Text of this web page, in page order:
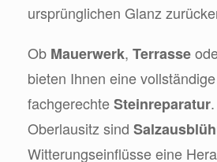
ursprünglichen Glanz
Ob Mauerwerk, Terrasse
bieten Ihnen eine vollständige
fachgerechteSteinreparatur
Oberlausitz sind
Witterungseinflüsse eine